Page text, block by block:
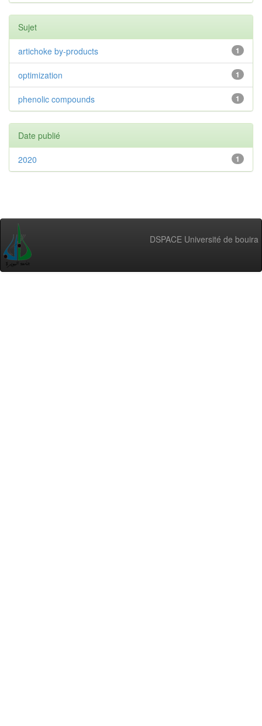
Sujet
1
artichoke by-products
1
optimization
1
phenolic compounds
Date publié
1
2020
DSPACE Université de bouira